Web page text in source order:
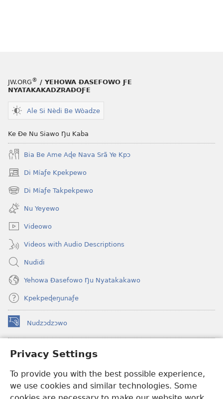
Privacy Settings
To provide you with the best possible experience,
we use cookies and similar technologies. Some
JW.ORG® / YEHOWA ƉASEFOWO ƑE
NYATAKAKADZRAƉOƑE
Ale Si Nèdi Be Wòadze
Ke Ðe Nu Siawo Ŋu Kaba
Bia Be Ame Aɖe Nava Srã Ye Kpɔ
Di Míaƒe Kpekpewo
(opens
new
window)
Di Míaƒe Takpekpewo
(opens
new
window)
Nu Yeyewo
Videowo
Videos with Audio Descriptions
Nudidi
Yehowa Ðasefowo Ŋu Nyatakakawo
Kpekpeɖeŋunaƒe
Nudzɔdzɔwo
(opens
new
Gbetakpɔxɔ INTERNET DZI AGBALẼDZRAƉOƑE
(opens
window)JW Hub ®
(opens
new
window)JW Library